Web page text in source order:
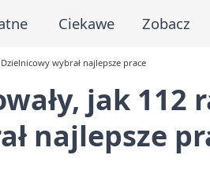
Ciekawe Zobacz
wybrał najlepsze prace
jak 112
najlepsze